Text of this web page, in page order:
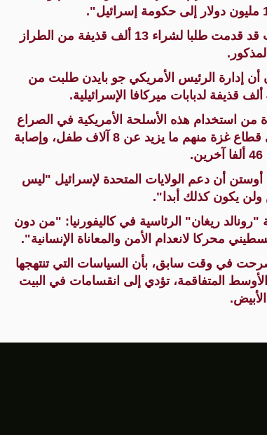
وعملياتنا الاستباقية مستمرة
لإجراء مشاورات خاصة
وأوضح البيان أن الحكومة الإسرائيلية كانت قد قدمت طلبا لشراء 13 ألف قذيفة من الطراز
المذكور.
إدارة الرئيس الأمريكي جو بايدن طلبت من
استخدام هذه الأسلحة الأمريكية في الصراع
الذي أودى بحياة أكثر من 17 ألف مدني في قطاع غزة منهم ما يزيد عن 8 آلاف طفل، وإصابة
أوستن أن دعم الولايات المتحدة لإسرائيل "ليس
ولن يكون كذلك أبدا".
ريغان" الرئاسية في كاليفورنيا: "من دون
محركا لانعدام الأمن والمعاناة الإنسانية".
في وقت سابق، بأن السياسات التي تنتهجها
المتفاقمة، تؤدي إلى انقسامات في البيت
الأبيض.